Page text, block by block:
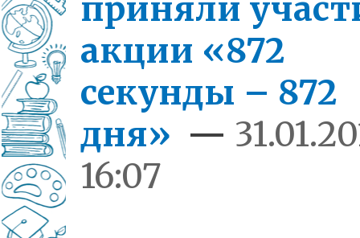
приняли
акции «872
секунды – 872
дня» —
16:07